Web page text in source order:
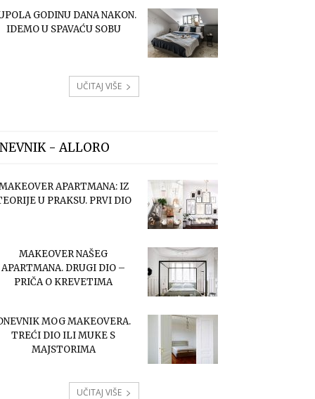
GODINU DANA NAKON.
IDEMO U SPAVAĆU SOBU
UČITAJ VIŠE
- ALLORO
APARTMANA: IZ
U PRAKSU. PRVI DIO
MAKEOVER NAŠEG
APARTMANA. DRUGI DIO –
PRIČA O KREVETIMA
MOG MAKEOVERA.
TREĆI DIO ILI MUKE S
MAJSTORIMA
UČITAJ VIŠE